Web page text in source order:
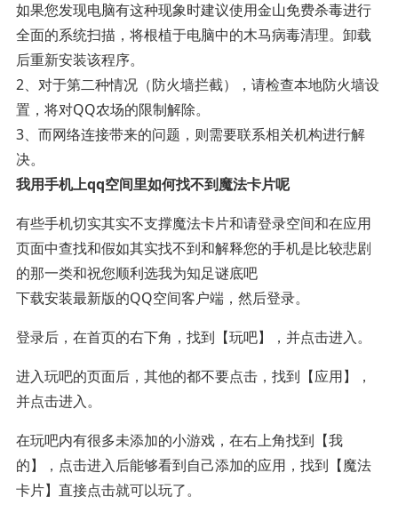
如果您发现电脑有这种现象时建议使用金山免费杀毒进行
全面的系统扫描，将根植于电脑中的木马病毒清理。卸载
后重新安装该程序。
2、对于第二种情况（防火墙拦截），请检查本地防火墙设
置，将对QQ农场的限制解除。
3、而网络连接带来的问题，则需要联系相关机构进行解
决。
我用手机上qq空间里如何找不到魔法卡片呢
有些手机切实其实不支撑魔法卡片和请登录空间和在应用
页面中查找和假如其实找不到和解释您的手机是比较悲剧
的那一类和祝您顺利选我为知足谜底吧
下载安装最新版的QQ空间客户端，然后登录。
登录后，在首页的右下角，找到【玩吧】，并点击进入。
进入玩吧的页面后，其他的都不要点击，找到【应用】，
并点击进入。
在玩吧内有很多未添加的小游戏，在右上角找到【我
的】，点击进入后能够看到自己添加的应用，找到【魔法
卡片】直接点击就可以玩了。